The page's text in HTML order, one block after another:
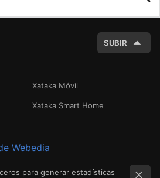
SUBIR
Xataka Móvil
Xataka Smart Home
Webedia
para generar estadísticas